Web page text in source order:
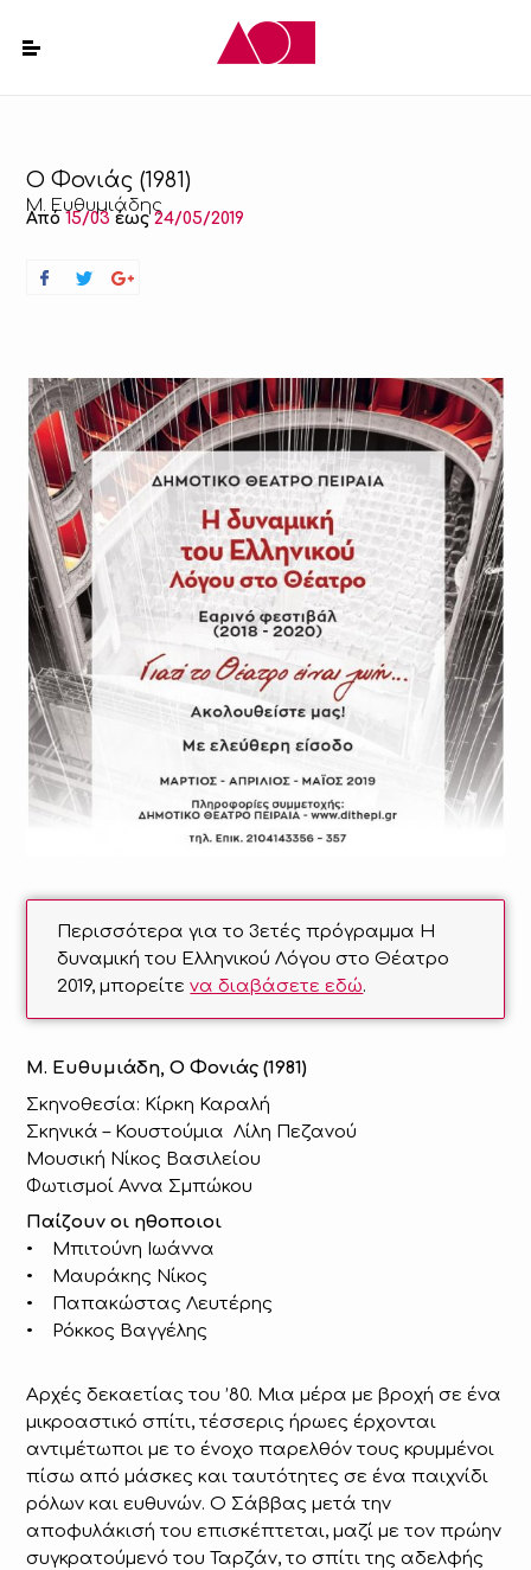
Ο Φονιάς (1981)
Μ. Ευθυμιάδης
Από15/03 έως24/05/2019
Περισσότερα για το 3ετές πρόγραμμα Η
δυναμική του Ελληνικού Λόγου στο Θέατρο
2019, μπορείτενα διαβάσετε εδώ.
Μ. Ευθυμιάδη, Ο Φονιάς (1981)
Σκηνοθεσία: Κίρκη Καραλή
Σκηνικά – Κουστούμια Λίλη Πεζανού
Μουσική Νίκος Βασιλείου
Φωτισμοί Αννα Σμπώκου
Παίζουν οι ηθοποιοι
• Μπιτούνη Ιωάννα
• Μαυράκης Νίκος
• Παπακώστας Λευτέρης
• Ρόκκος Βαγγέλης
Αρχές δεκαετίας του ’80. Μια μέρα με βροχή σε ένα
μικροαστικό σπίτι, τέσσερις ήρωες έρχονται
αντιμέτωποι με το ένοχο παρελθόν τους κρυμμένοι
πίσω από μάσκες και ταυτότητες σε ένα παιχνίδι
ρόλων και ευθυνών. Ο Σάββας μετά την
αποφυλάκισή του επισκέπτεται, μαζί με τον πρώην
συγκρατούμενό του Ταρζάν, το σπίτι της αδελφής